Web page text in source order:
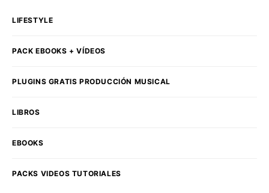
LIFESTYLE
PACK EBOOKS + VÍDEOS
PLUGINS GRATIS PRODUCCIÓN MUSICAL
LIBROS
EBOOKS
PACKS VIDEOS TUTORIALES